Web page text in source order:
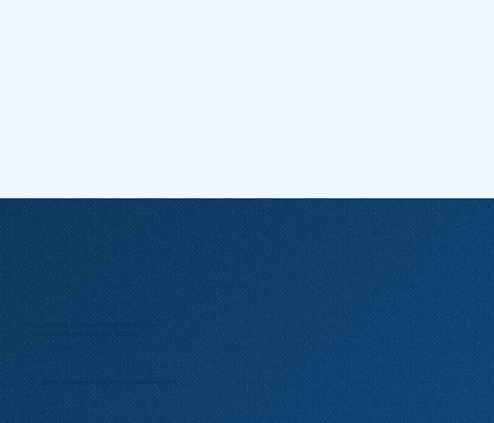
SOCIEDADE BRASILEIRA DE UROLOGIA
(SECCIONAL RIO GRANDE DO SUL)
Diretor presidente: Dr. Ernani Luis Rhoden